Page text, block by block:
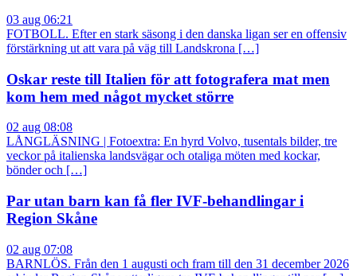
03 aug 06:21
FOTBOLL. Efter en stark säsong i den danska ligan ser en offensiv
förstärkning ut att vara på väg till Landskrona […]
Oskar reste till Italien för att fotografera mat men
kom hem med något mycket större
02 aug 08:08
LÅNGLÄSNING | Fotoextra: En hyrd Volvo, tusentals bilder, tre
veckor på italienska landsvägar och otaliga möten med kockar,
bönder och […]
Par utan barn kan få fler IVF-behandlingar i
Region Skåne
02 aug 07:08
BARNLÖS. Från den 1 augusti och fram till den 31 december 2026